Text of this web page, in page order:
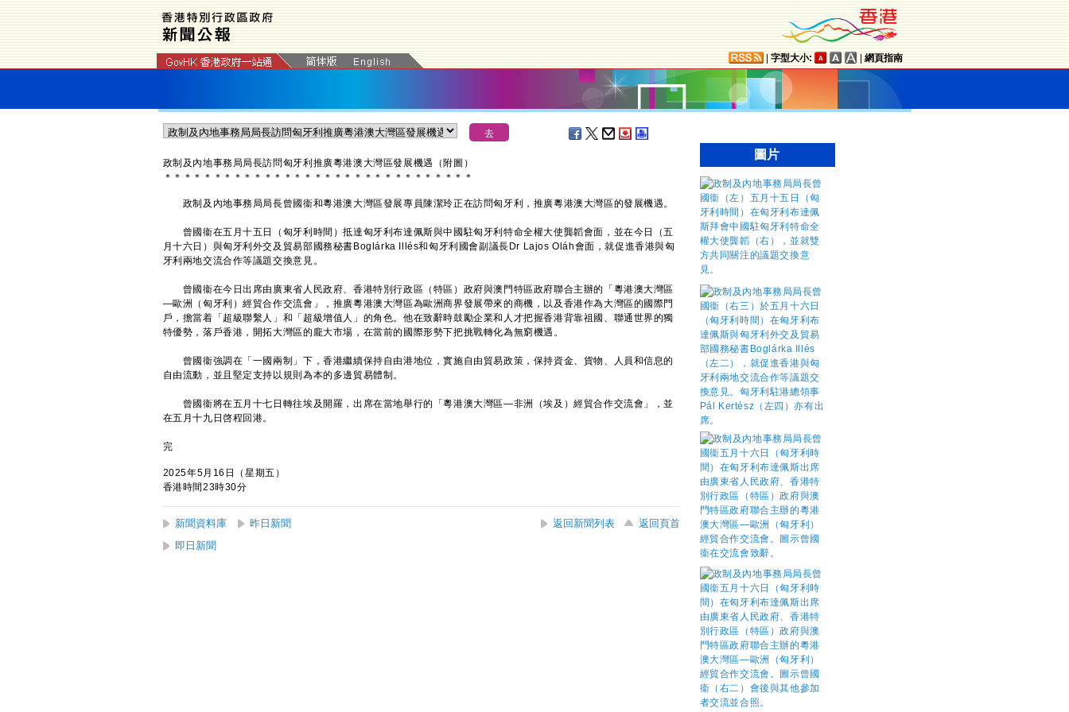
字型大小: 網頁指南
政制及內地事務局局長訪問匈牙利推廣粵港澳大灣區發展機遇（附圖）
＊ ＊ ＊ ＊ ＊ ＊ ＊ ＊ ＊ ＊ ＊ ＊ ＊ ＊ ＊ ＊ ＊ ＊ ＊ ＊ ＊ ＊ ＊ ＊ ＊ ＊ ＊ ＊ ＊ ＊ ＊
​政制及內地事務局局長曾國衞和粵港澳大灣區發展專員陳潔玲正在訪問匈牙利，推廣粵港澳大灣區的發展機遇。
曾國衞在五月十五日（匈牙利時間）抵達匈牙利布達佩斯與中國駐匈牙利特命全權大使龔韜會面，並在今日（五
月十六日）與匈牙利外交及貿易部國務秘書Boglárka Illés和匈牙利國會副議長Dr Lajos Oláh會面，就促進香港與匈
牙利兩地交流合作等議題交換意見。
曾國衞在今日出席由廣東省人民政府、香港特別行政區（特區）政府與澳門特區政府聯合主辦的「粵港澳大灣區
—歐洲（匈牙利）經貿合作交流會」，推廣粵港澳大灣區為歐洲商界發展帶來的商機，以及香港作為大灣區的國際門
戶，擔當着「超級聯繫人」和「超級增值人」的角色。他在致辭時鼓勵企業和人才把握香港背靠祖國、聯通世界的獨
特優勢，落戶香港，開拓大灣區的龐大市場，在當前的國際形勢下把挑戰轉化為無窮機遇。
曾國衞強調在「一國兩制」下，香港繼續保持自由港地位，實施自由貿易政策，保持資金、貨物、人員和信息的
自由流動，並且堅定支持以規則為本的多邊貿易體制。
曾國衞將在五月十七日轉往埃及開羅，出席在當地舉行的「粵港澳大灣區—非洲（埃及）經貿合作交流會」，並
在五月十九日啓程回港。
完
2025年5月16日（星期五）
香港時間23時30分
新聞資料庫 昨日新聞 返回新聞列表
返回頁首
即日新聞
圖片